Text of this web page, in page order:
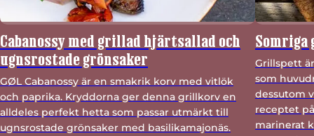
Cabanossy med grillad hjärtsallad och
ugnsrostade grönsaker
GØL Cabanossy är en smakrik korv med vitlök
och paprika. Kryddorna ger denna grillkorv en
alldeles perfekt hetta som passar utmärkt till
ugnsrostade grönsaker med basilikamajonäs.
Grillspett
som
dessutom
receptet
marinerat